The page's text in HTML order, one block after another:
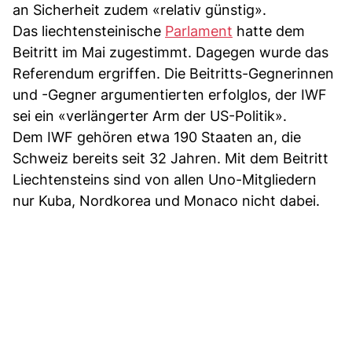
an Sicherheit zudem «relativ günstig».
Das liechtensteinische Parlament hatte dem
Beitritt im Mai zugestimmt. Dagegen wurde das
Referendum ergriffen. Die Beitritts-Gegnerinnen
und -Gegner argumentierten erfolglos, der IWF
sei ein «verlängerter Arm der US-Politik».
Dem IWF gehören etwa 190 Staaten an, die
Schweiz bereits seit 32 Jahren. Mit dem Beitritt
Liechtensteins sind von allen Uno-Mitgliedern
nur Kuba, Nordkorea und Monaco nicht dabei.